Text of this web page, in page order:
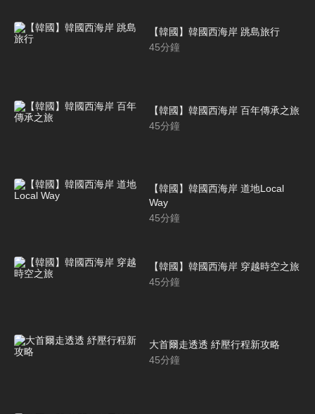
【韓國】韓國西海岸 跳島旅行
45分鐘
【韓國】韓國西海岸 百年傳承之旅
45分鐘
【韓國】韓國西海岸 道地Local
Way
45分鐘
【韓國】韓國西海岸 穿越時空之旅
45分鐘
大首爾走透透 紓壓行程新攻略
45分鐘